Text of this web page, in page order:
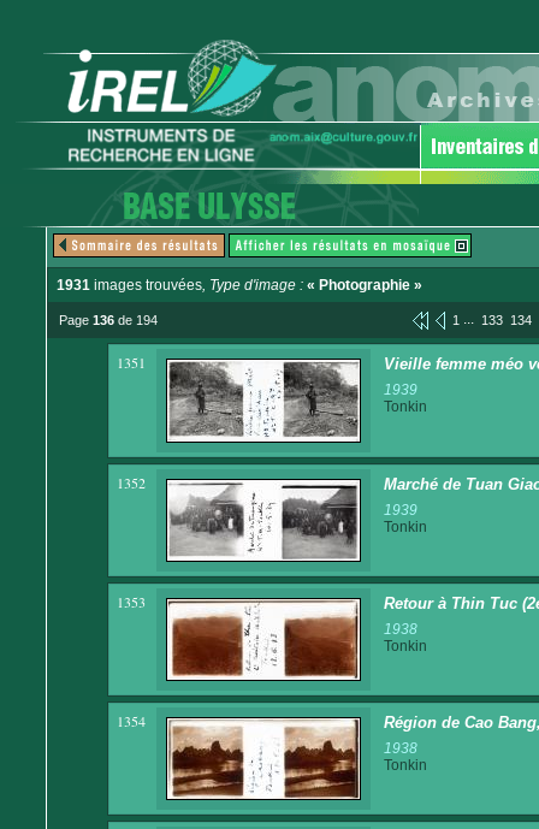
1931 images trouvées, Type d'image : « Photographie »
Page 136 de 194 1 ... 133 134
1351 Vieille femme méo
1939
Tonkin
1352 Marché de Tuan
1939
Tonkin
1353 Retour à Thin Tuc
1938
Tonkin
1354 Région de Cao
1938
Tonkin